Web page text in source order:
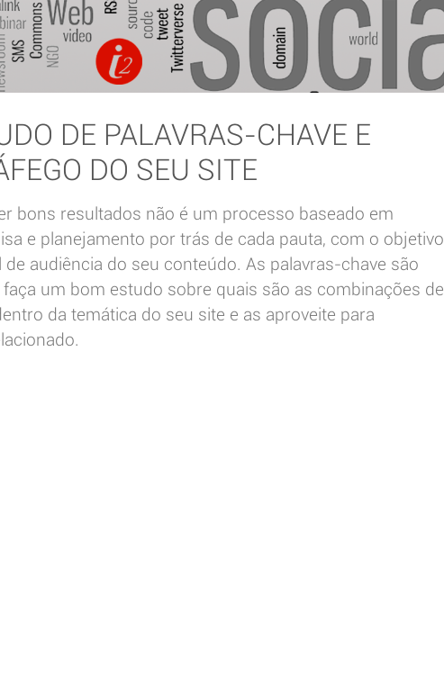
DE PALAVRAS-CHAVE E
DO SEU SITE
bons resultados não é um processo baseado em
e planejamento por trás de cada pauta, com o objetivo
audiência do seu conteúdo. As palavras-chave são
um bom estudo sobre quais são as combinações de
da temática do seu site e as aproveite para